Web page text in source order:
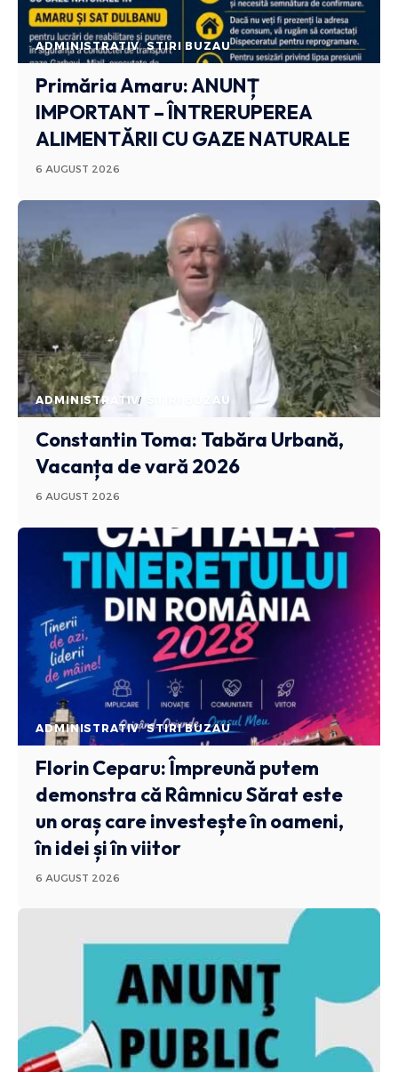
ADMINISTRATIV STIRI BUZAU
Primăria Amaru: ANUNȚ
IMPORTANT – ÎNTRERUPEREA
ALIMENTĂRII CU GAZE NATURALE
6 AUGUST 2026
ADMINISTRATIV STIRI BUZAU
Constantin Toma: Tabăra Urbană,
Vacanța de vară 2026
6 AUGUST 2026
ADMINISTRATIV STIRI BUZAU
Florin Ceparu: Împreună putem
demonstra că Râmnicu Sărat este
un oraș care investește în oameni,
în idei și în viitor
6 AUGUST 2026